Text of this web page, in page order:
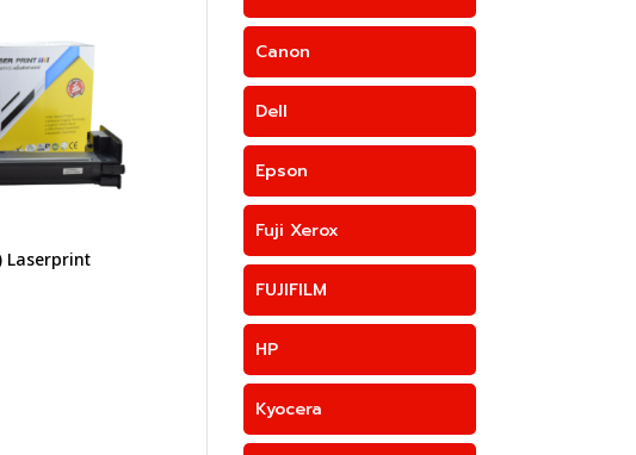
Laserprint
Canon
Dell
Epson
Fuji Xerox
FUJIFILM
HP
Kyocera